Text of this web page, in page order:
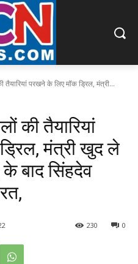
तैयारियां परखने के लिए मॉक ड्रिल, मंत्री...
की तैयारियां
मंत्री खुद ले
बाद सिंहदेव
0
230